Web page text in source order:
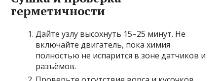
герметичности
Дайте узлу высохнуть 15–25 минут. Не
включайте двигатель, пока химия
полностью не испарится в зоне датчиков и
разъёмов.